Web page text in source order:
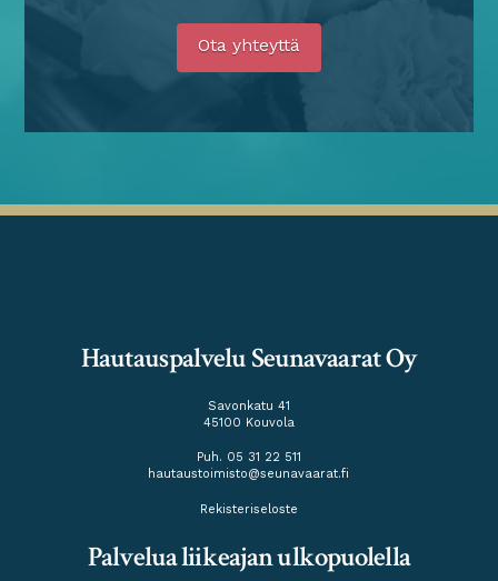
Ota yhteyttä
Hautauspalvelu Seunavaarat Oy
Savonkatu 41
45100 Kouvola
Puh. 05 31 22 511
hautaustoimisto@seunavaarat.fi
Rekisteriseloste
Palvelua liikeajan ulkopuolella